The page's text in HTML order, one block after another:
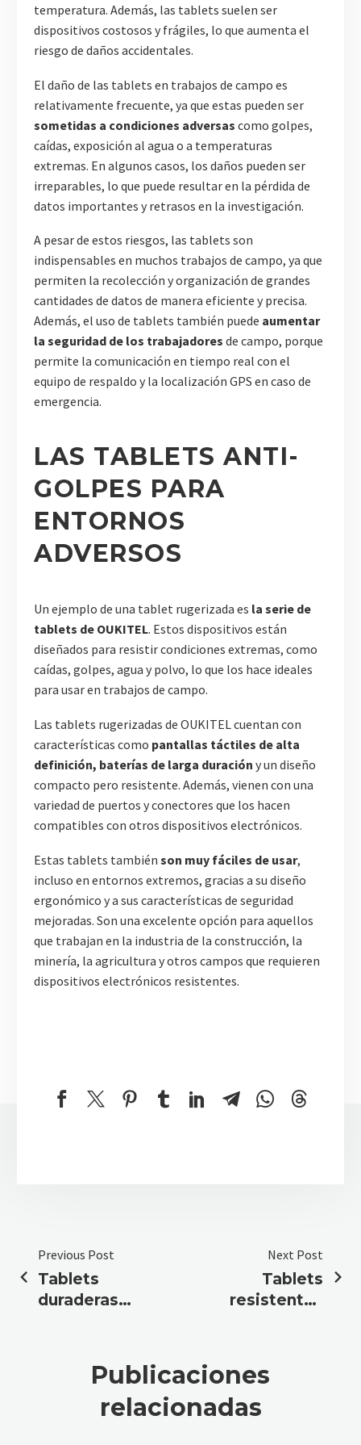
temperatura. Además, las tablets suelen ser
dispositivos costosos y frágiles, lo que aumenta el
riesgo de daños accidentales.
El daño de las tablets en trabajos de campo es
relativamente frecuente, ya que estas pueden ser
sometidas a condiciones adversas como golpes,
caídas, exposición al agua o a temperaturas
extremas. En algunos casos, los daños pueden ser
irreparables, lo que puede resultar en la pérdida de
datos importantes y retrasos en la investigación.
A pesar de estos riesgos, las tablets son
indispensables en muchos trabajos de campo, ya que
permiten la recolección y organización de grandes
cantidades de datos de manera eficiente y precisa.
Además, el uso de tablets también puede aumentar
la seguridad de los trabajadores de campo, porque
permite la comunicación en tiempo real con el
equipo de respaldo y la localización GPS en caso de
emergencia.
LAS TABLETS ANTI-
GOLPES PARA
ENTORNOS
ADVERSOS
Un ejemplo de una tablet rugerizada es la serie de
tablets de OUKITEL. Estos dispositivos están
diseñados para resistir condiciones extremas, como
caídas, golpes, agua y polvo, lo que los hace ideales
para usar en trabajos de campo.
Las tablets rugerizadas de OUKITEL cuentan con
características como pantallas táctiles de alta
definición, baterías de larga duración y un diseño
compacto pero resistente. Además, vienen con una
variedad de puertos y conectores que los hacen
compatibles con otros dispositivos electrónicos.
Estas tablets también son muy fáciles de usar,
incluso en entornos extremos, gracias a su diseño
ergonómico y a sus características de seguridad
mejoradas. Son una excelente opción para aquellos
que trabajan en la industria de la construcción, la
minería, la agricultura y otros campos que requieren
dispositivos electrónicos resistentes.
Previous Post
Tablets
duraderas
construcción
Next Post
Tablets
resistentes
Publicaciones
relacionadas